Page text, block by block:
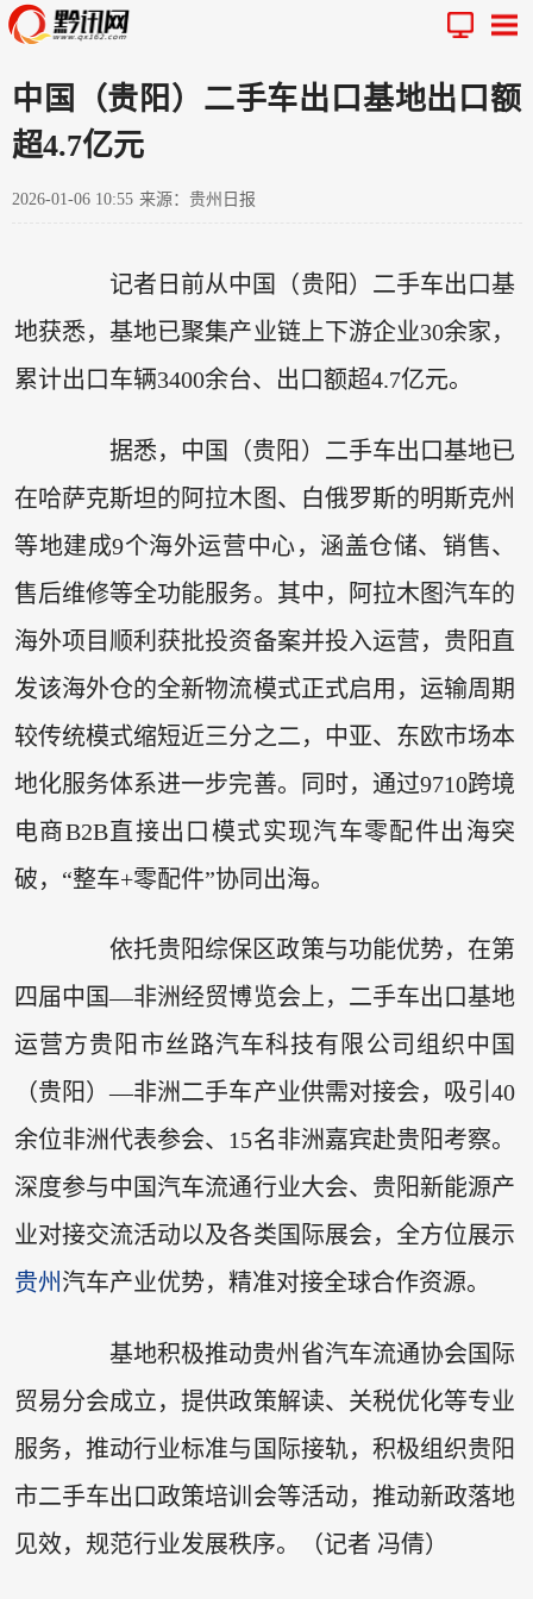
中国（贵阳）二手车出口基地出口额
超4.7亿元
2026-01-06 10:55 来源：贵州日报
记者日前从中国（贵阳）二手车出口基
地获悉，基地已聚集产业链上下游企业30余家，
累计出口车辆3400余台、出口额超4.7亿元。
据悉，中国（贵阳）二手车出口基地已
在哈萨克斯坦的阿拉木图、白俄罗斯的明斯克州
等地建成9个海外运营中心，涵盖仓储、销售、
售后维修等全功能服务。其中，阿拉木图汽车的
海外项目顺利获批投资备案并投入运营，贵阳直
发该海外仓的全新物流模式正式启用，运输周期
较传统模式缩短近三分之二，中亚、东欧市场本
地化服务体系进一步完善。同时，通过9710跨境
电商B2B直接出口模式实现汽车零配件出海突
破，“整车+零配件”协同出海。
依托贵阳综保区政策与功能优势，在第
四届中国—非洲经贸博览会上，二手车出口基地
运营方贵阳市丝路汽车科技有限公司组织中国
（贵阳）—非洲二手车产业供需对接会，吸引40
余位非洲代表参会、15名非洲嘉宾赴贵阳考察。
深度参与中国汽车流通行业大会、贵阳新能源产
业对接交流活动以及各类国际展会，全方位展示
贵州 汽车产业优势，精准对接全球合作资源。
基地积极推动贵州省汽车流通协会国际
贸易分会成立，提供政策解读、关税优化等专业
服务，推动行业标准与国际接轨，积极组织贵阳
市二手车出口政策培训会等活动，推动新政落地
见效，规范行业发展秩序。（记者 冯倩）